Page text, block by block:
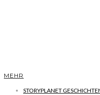
MEHR
STORYPLANET